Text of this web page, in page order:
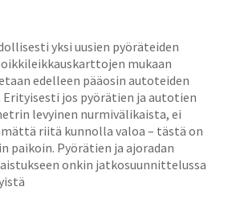
yksi uusien pyöräteiden
mukaan
edelleen pääosin autoteiden
jos pyörätien ja autotien
levyinen nurmivälikaista, ei
riitä kunnolla valoa – tästä on
paikoin. Pyörätien ja ajoradan
onkin jatkosuunnittelussa